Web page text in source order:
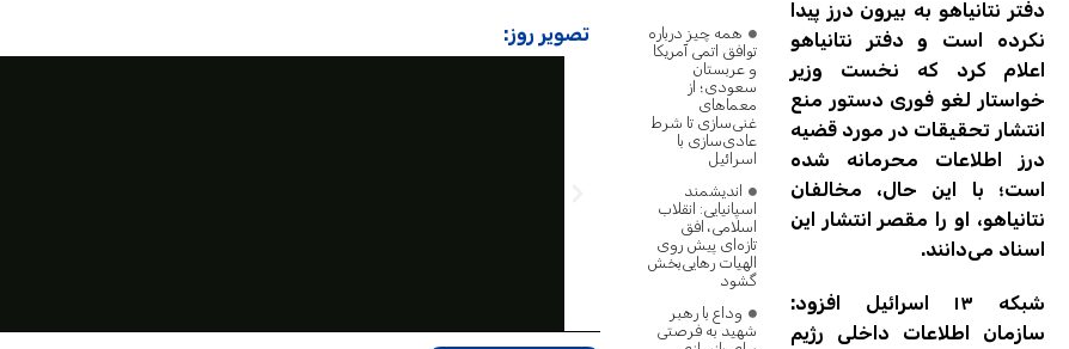
دفتر نتانیاهو به بیرون درز پیدا
نکرده است و دفتر نتانیاهو
اعلام کرد که نخست وزیر
خواستار لغو فوری دستور منع
انتشار تحقیقات در مورد قضیه
درز اطلاعات محرمانه شده
است؛ با این حال، مخالفان
نتانیاهو، او را مقصر انتشار این
اسناد می‌دانند.
شبکه ۱۳ اسرائیل افزود:
سازمان اطلاعات داخلی رژیم
همه چیز درباره
توافق اتمی آمریکا
و عربستان
سعودی؛ از
معماهای
غنی‌سازی تا شرط
عادی‌سازی با
اسرائیل
اندیشمند
اسپانیایی: انقلاب
اسلامی، افق
تازه‌ای پیش روی
الهیات رهایی‌بخش
گشود
وداع با رهبر
شهید به فرصتی
تصویر روز: